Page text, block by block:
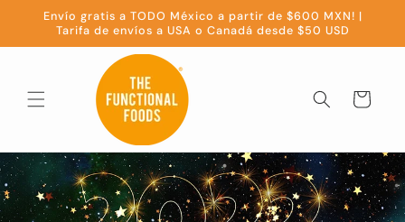
directamente
al contenido
Envío gratis a TODO México a partir de $600 MXN! |
Tarifa de envíos a USA o Canadá desde $50 USD
Carrito